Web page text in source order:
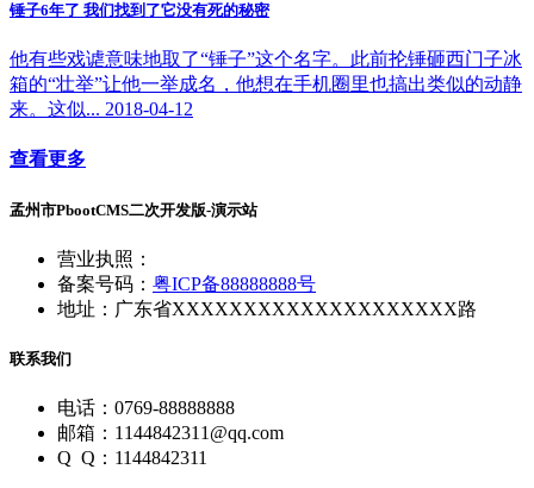
锤子6年了 我们找到了它没有死的秘密
他有些戏谑意味地取了“锤子”这个名字。此前抡锤砸西门子冰
箱的“壮举”让他一举成名，他想在手机圈里也搞出类似的动静
来。这似... 2018-04-12
查看更多
孟州市PbootCMS二次开发版-演示站
营业执照：
备案号码： 粤ICP备88888888号
地址：广东省XXXXXXXXXXXXXXXXXXXX路
联系我们
电话：0769-88888888
邮箱：1144842311@qq.com
Q Q：1144842311